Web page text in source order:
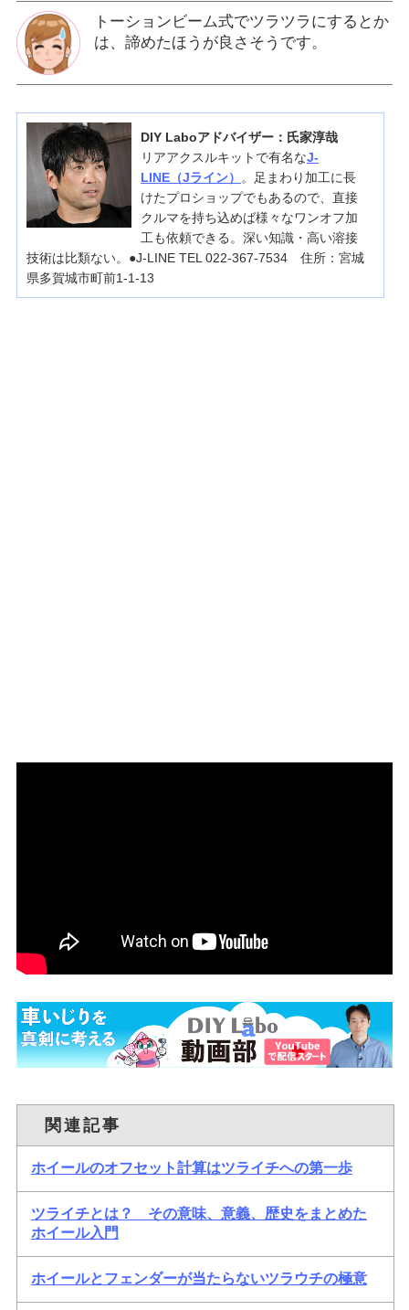
トーションビーム式でツラツラにするとか
は、諦めたほうが良さそうです。
DIY Laboアドバイザー：氏家淳哉
リアアクスルキットで有名なJ-
LINE（Jライン）
。足まわり加工に長
けたプロショップでもあるので、直接
クルマを持ち込めば様々なワンオフ加
工も依頼できる。深い知識・高い溶接
技術は比類ない。●J-LINE TEL 022-367-7534 住所：宮城
県多賀城市町前1-1-13
関連記事
ホイールのオフセット計算はツライチへの第一歩
ツライチとは？ その意味、意義、歴史をまとめた
ホイール入門
ホイールとフェンダーが当たらないツラウチの極意